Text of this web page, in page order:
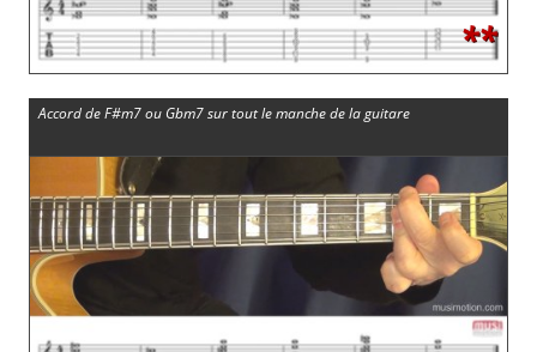
**
Accord de F#m7 ou Gbm7 sur tout le manche de la guitare